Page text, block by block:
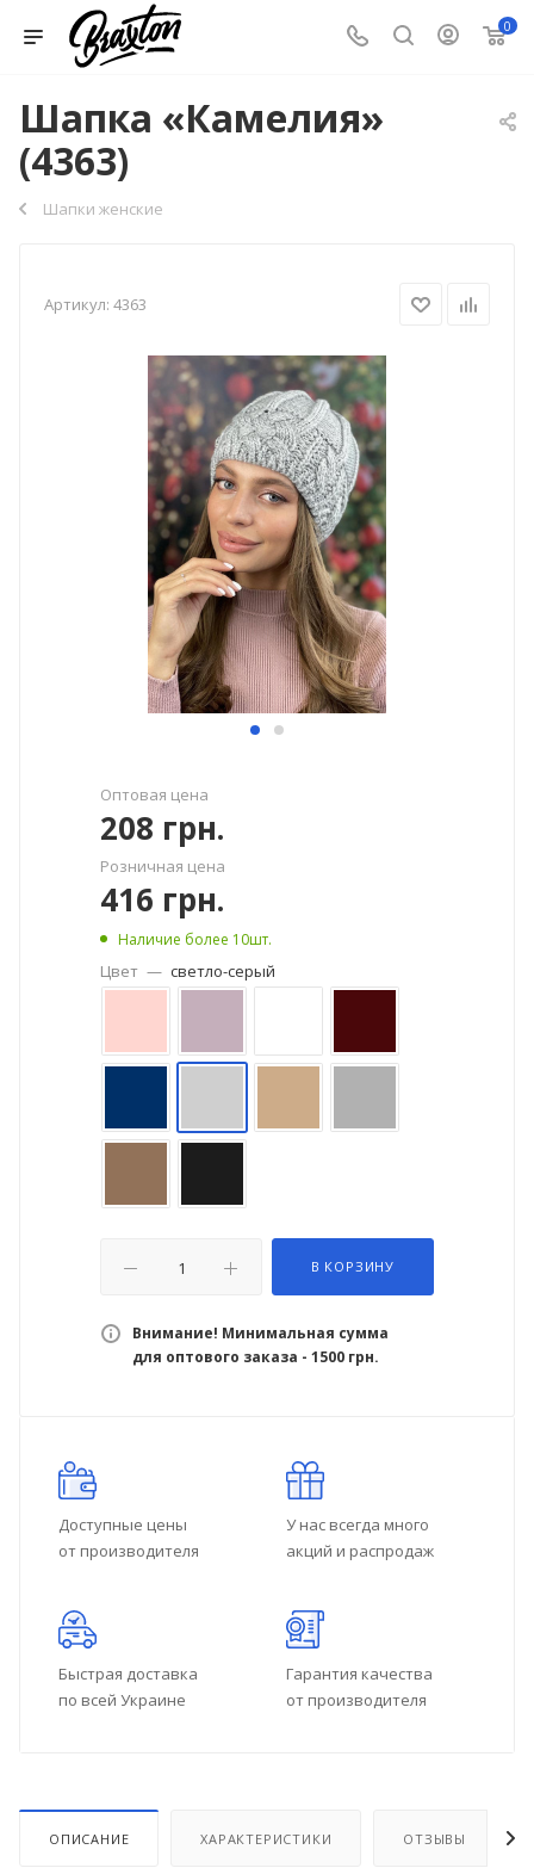
0
Шапка «Камелия»
(4363)
Шапки женские
Артикул: 4363
Оптовая цена
208 грн.
Розничная цена
416 грн.
Наличие более 10шт.
Цвет — светло-серый
В КОРЗИНУ
Внимание! Минимальная сумма
для оптового заказа - 1500 грн.
Доступные цены
от производителя
У нас всегда много
акций и распродаж
Быстрая доставка
по всей Украине
Гарантия качества
от производителя
ОПИСАНИЕ ХАРАКТЕРИСТИКИ ОТЗЫВЫ